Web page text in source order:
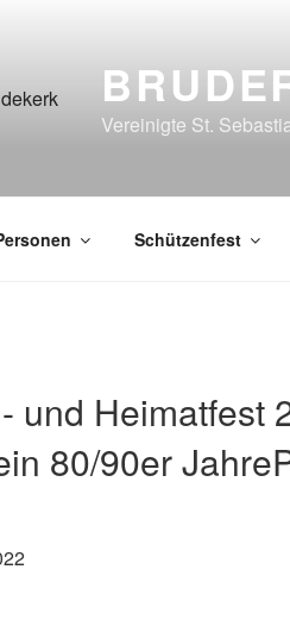
Vereinigte St.
Schützenfest
und Heimatfest
80/90er